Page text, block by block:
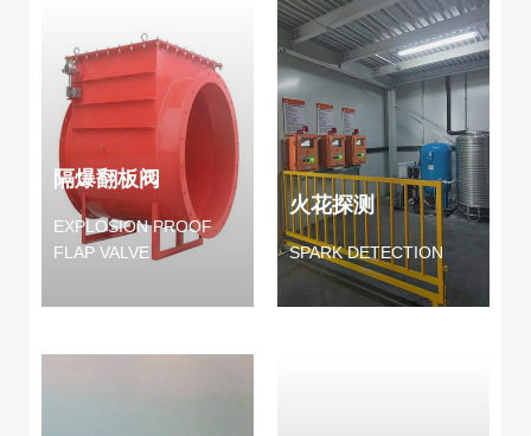
隔爆翻板阀
EXPLOSION PROOF
FLAP VALVE
火花探测
SPARK DETECTION